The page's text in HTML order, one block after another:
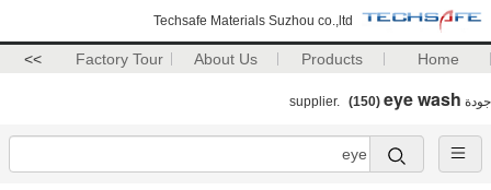
Techsafe Materials Suzhou co.,ltd
Home
Products
About Us
Factory Tour
>>
جودة eye wash
(150)